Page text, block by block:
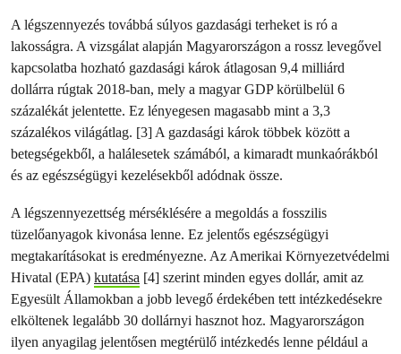
A légszennyezés továbbá súlyos gazdasági terheket is ró a
lakosságra. A vizsgálat alapján Magyarországon a rossz levegővel
kapcsolatba hozható gazdasági károk átlagosan 9,4 milliárd
dollárra rúgtak 2018-ban, mely a magyar GDP körülbelül 6
százalékát jelentette. Ez lényegesen magasabb mint a 3,3
százalékos világátlag. [3] A gazdasági károk többek között a
betegségekből, a halálesetek számából, a kimaradt munkaórákból
és az egészségügyi kezelésekből adódnak össze.
A légszennyezettség mérséklésére a megoldás a fosszilis
tüzelőanyagok kivonása lenne. Ez jelentős egészségügyi
megtakarításokat is eredményezne. Az Amerikai Környezetvédelmi
Hivatal (EPA) kutatása [4] szerint minden egyes dollár, amit az
Egyesült Államokban a jobb levegő érdekében tett intézkedésekre
elköltenek legalább 30 dollárnyi hasznot hoz. Magyarországon
ilyen anyagilag jelentősen megtérülő intézkedés lenne például a